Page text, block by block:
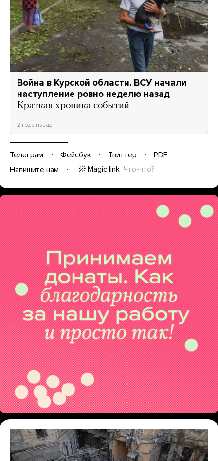
Война в Курской области. ВСУ начали
наступление ровно неделю назад
Краткая хроника событий
2 года назад
Телеграм Фейсбук Твиттер
PDF
Напишите нам
Magic link Что-что?